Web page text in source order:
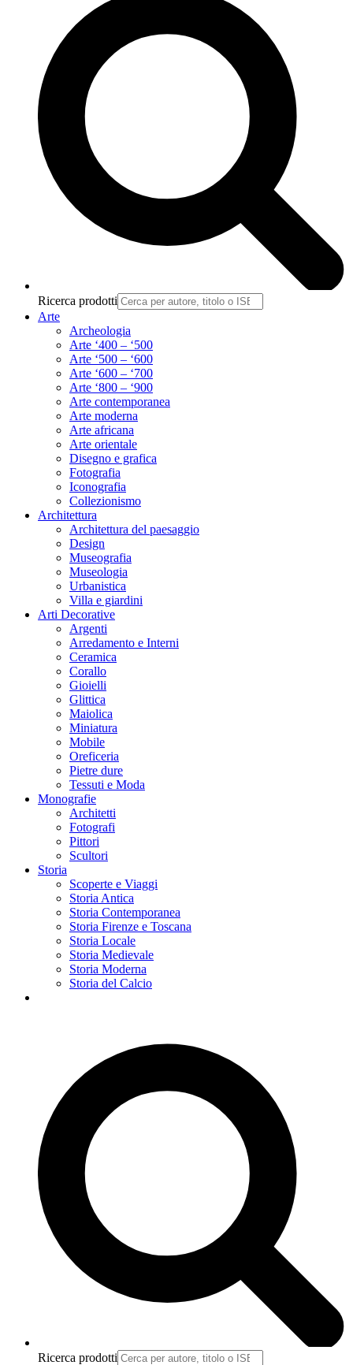
Ricerca prodotti
Arte
Archeologia
Arte ‘400 – ‘500
Arte ‘500 – ‘600
Arte ‘600 – ‘700
Arte ‘800 – ‘900
Arte contemporanea
Arte moderna
Arte africana
Arte orientale
Disegno e grafica
Fotografia
Iconografia
Collezionismo
Architettura
Architettura del paesaggio
Design
Museografia
Museologia
Urbanistica
Villa e giardini
Arti Decorative
Argenti
Arredamento e Interni
Ceramica
Corallo
Gioielli
Glittica
Maiolica
Miniatura
Mobile
Oreficeria
Pietre dure
Tessuti e Moda
Monografie
Architetti
Fotografi
Pittori
Scultori
Storia
Scoperte e Viaggi
Storia Antica
Storia Contemporanea
Storia Firenze e Toscana
Storia Locale
Storia Medievale
Storia Moderna
Storia del Calcio
Ricerca prodotti